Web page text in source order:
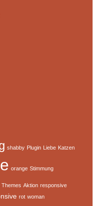
shabby Plugin Liebe Katzen
orange Stimmung
Themes Aktion responsive
rot woman